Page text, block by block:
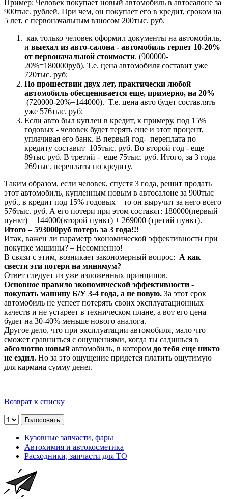
Пример: Человек покупает новый автомобиль в автосалоне за
900тыс. рублей. При чем, он покупает его в кредит, сроком на
5 лет, с первоначальным взносом 200тыс. руб.
как только человек оформил документы на автомобиль,
и выехал из авто-салона - автомобиль теряет 10-20%
от первоначальной стоимости. (900000-
20%=180000руб). Т.е. цена автомобиля составит уже
720тыс. руб;
По прошествии двух лет, практически любой
автомобиль обесценивается еще, примерно, на 20%
(720000-20%=144000). Т.е. цена авто будет составлять
уже 576тыс. руб;
Если авто был куплен в кредит, к примеру, под 15%
годовых - человек будет терять еще и этот процент,
уплачивая его банк. В первый год- переплата по
кредиту составит 105тыс. руб. Во второй год - еще
89тыс руб. В третий - еще 75тыс. руб. Итого, за 3 года –
269тыс. переплаты по кредиту.
Таким образом, если человек, спустя 3 года, решит продать
этот автомобиль, купленным новым в автосалоне за 900тыс
руб., в кредит под 15% годовых – то он выручит за него всего
576тыс. руб. А его потери при этом составят: 180000(первый
пункт) + 144000(второй пункт) + 269000 (третий пункт).
Итого – 593000руб потерь за 3 года!!!
Итак, важен ли параметр экономической эффективности при
покупке машины? – Несомненно!
В связи с этим, возникает закономерный вопрос: А как
свести эти потери на минимум?
Ответ следует из уже изложенных принципов.
Основное правило экономической эффективности -
покупать машину Б/У 3-4 года, а не новую. За этот срок
автомобиль не успеет потерять своих эксплуатационных
качеств и не устареет в техническом плане, а вот его цена
будет на 30-40% меньше нового аналога.
Другое дело, что при эксплуатации автомобиля, мало что
сможет сравниться с ощущениями, когда ты садишься в
абсолютно новый автомобиль, в котором до тебя еще никто
не ездил. Но за это ощущение придется платить ощутимую
для кармана сумму денег.
Возврат к списку
Кузовные запчасти, фары
Автохимия и автокосметика
Расходники, запчасти для ТО